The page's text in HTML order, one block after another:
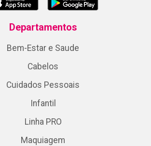
Departamentos
Bem-Estar e Saude
Cabelos
Cuidados Pessoais
Infantil
Linha PRO
Maquiagem